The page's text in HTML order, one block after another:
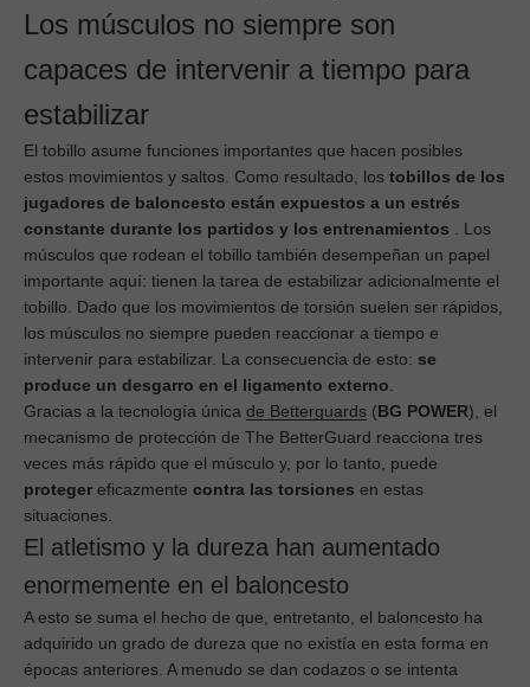
Los músculos no siempre son
capaces de intervenir a tiempo para
estabilizar
El tobillo asume funciones importantes que hacen posibles
estos movimientos y saltos. Como resultado, los tobillos de los
jugadores de baloncesto están expuestos a un estrés
constante durante los partidos y los entrenamientos . Los
músculos que rodean el tobillo también desempeñan un papel
importante aquí: tienen la tarea de estabilizar adicionalmente el
tobillo. Dado que los movimientos de torsión suelen ser rápidos,
los músculos no siempre pueden reaccionar a tiempo e
intervenir para estabilizar. La consecuencia de esto: se
produce un desgarro en el ligamento externo
Gracias a la tecnología única de Betterguards (BG POWER), el
mecanismo de protección de The BetterGuard reacciona tres
veces más rápido que el músculo y, por lo tanto, puede
proteger eficazmente contra las torsiones en estas
situaciones.
El atletismo y la dureza han aumentado
enormemente en el baloncesto
A esto se suma el hecho de que, entretanto, el baloncesto ha
adquirido un grado de dureza que no existía en esta forma en
épocas anteriores. A menudo se dan codazos o se intenta